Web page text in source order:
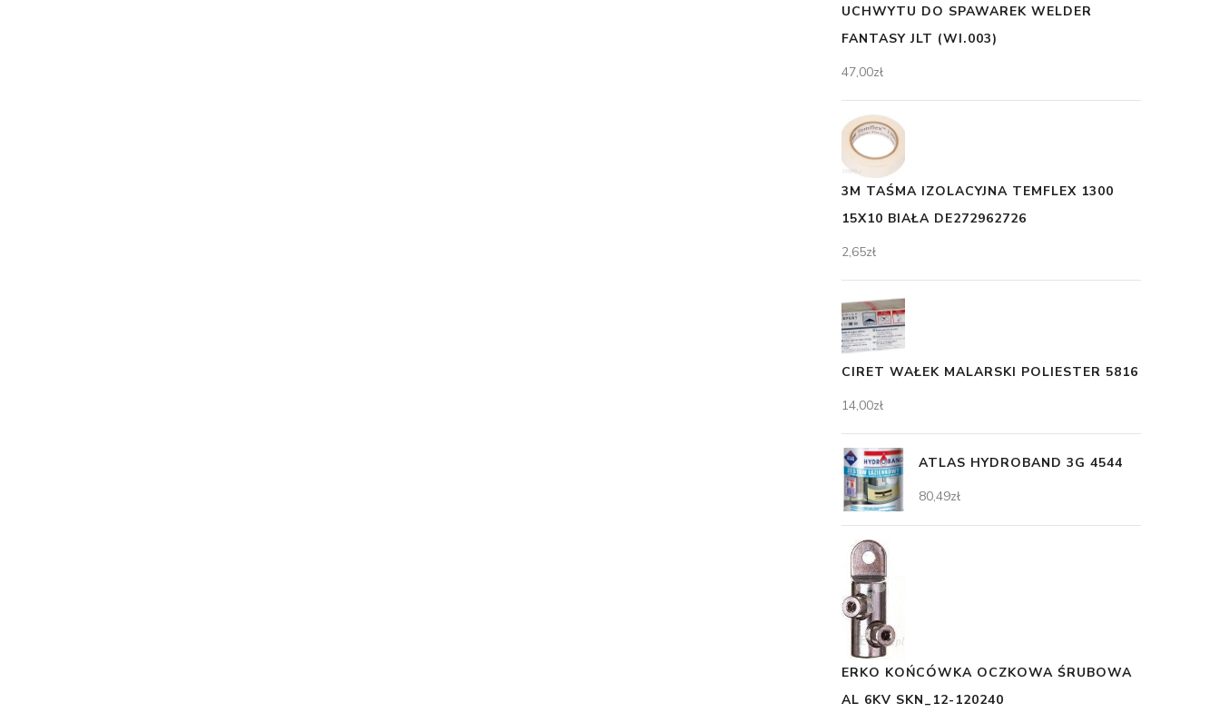
UCHWYTU DO SPAWAREK WELDER
FANTASY JLT (WI.003)
47,00zł
3M TAŚMA IZOLACYJNA TEMFLEX 1300
15X10 BIAŁA DE272962726
2,65zł
CIRET WAŁEK MALARSKI POLIESTER 5816
14,00zł
ATLAS HYDROBAND 3G 4544
80,49zł
ERKO KOŃCÓWKA OCZKOWA ŚRUBOWA
AL 6KV SKN_12-120240